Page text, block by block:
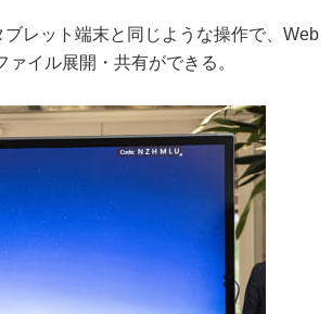
レット端末と同じような操作で、Web
イル展開・共有ができる。